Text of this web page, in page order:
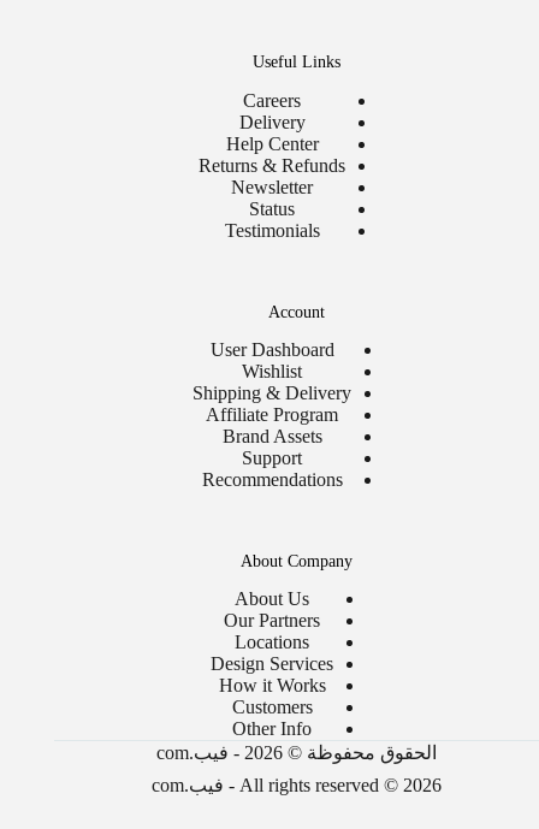
Useful Links
Careers
Delivery
Help Center
Returns & Refunds
Newsletter
Status
Testimonials
Account
User Dashboard
Wishlist
Shipping & Delivery
Affiliate Program
Brand Assets
Support
Recommendations
About Company
About Us
Our Partners
Locations
Design Services
How it Works
Customers
Other Info
الحقوق محفوظة © 2026 - فيب.com
All rights reserved © 2026 - فيب.com